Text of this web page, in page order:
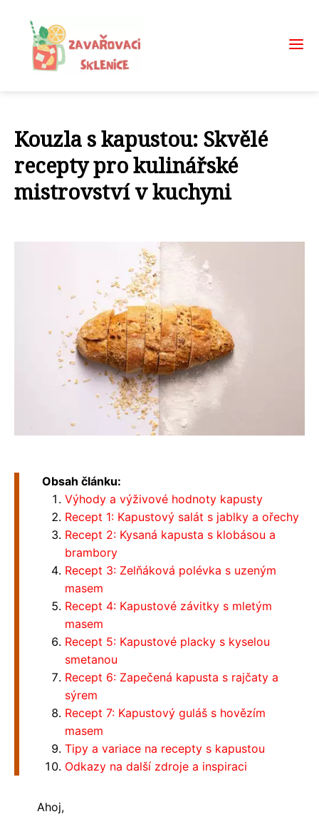
Kouzla s kapustou: Skvělé
recepty pro kulinářské
mistrovství v kuchyni
Obsah článku:
Výhody a výživové hodnoty kapusty
Recept 1: Kapustový salát s jablky a ořechy
Recept 2: Kysaná kapusta s klobásou a
brambory
Recept 3: Zelňáková polévka s uzeným
masem
Recept 4: Kapustové závitky s mletým
masem
Recept 5: Kapustové placky s kyselou
smetanou
Recept 6: Zapečená kapusta s rajčaty a
sýrem
Recept 7: Kapustový guláš s hovězím
masem
Tipy a variace na recepty s kapustou
Odkazy na další zdroje a inspiraci
Ahoj,